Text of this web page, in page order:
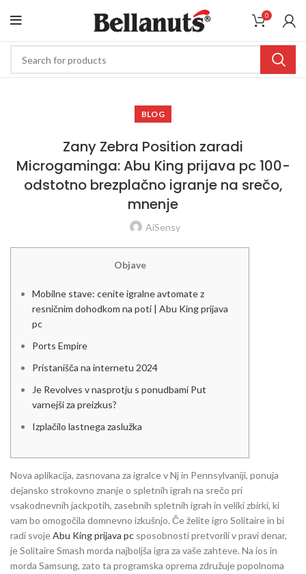
0
BLOG
Zany Zebra Position zaradi
Microgaminga: Abu King prijava pc 100-
odstotno brezplačno igranje na srečo,
mnenje
AiSensy
Objave
Mobilne stave: cenite igralne avtomate z
resničnim dohodkom na poti | Abu King prijava
pc
Ports Empire
Pristanišča na internetu 2024
Je Revolves v nasprotju s ponudbami Put
varnejši za preizkus?
Izplačilo lastnega zaslužka
Nova aplikacija, zasnovana za igralce v Nj in Pennsylvaniji, ponuja
dejansko strokovno znanje o spletnih igrah na srečo pri
vsakodnevnih jackpotih, zasebnih spletnih igrah in veliki zbirki, ki
vam bo omogočila domnevno izkušnjo. Če želite igro Solitaire in bi
radi svojeAbu King prijava pc sposobnosti pretvorili v pravi denar,
je Solitaire Smash morda najboljša igra za vaše zahteve. Na ios in
morda Samsung, zato ta programska oprema združuje popolnoma